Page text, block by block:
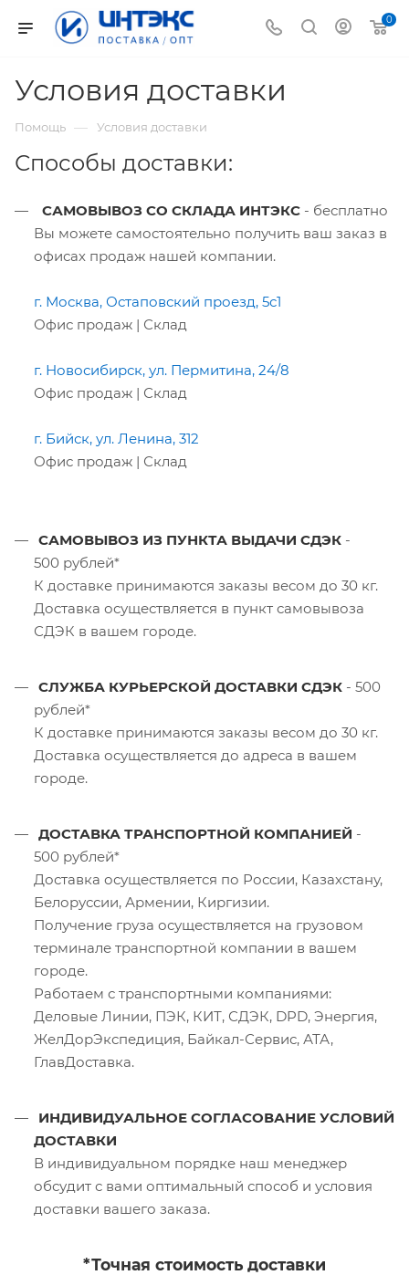
0
Условия доставки
Помощь — Условия доставки
Способы доставки:
САМОВЫВОЗ СО СКЛАДА ИНТЭКС - бесплатно
Вы можете самостоятельно получить ваш заказ в
офисах продаж нашей компании.
г. Москва, Остаповский проезд, 5с1
Офис продаж | Склад
г. Новосибирск, ул. Пермитина, 24/8
Офис продаж | Склад
г. Бийск, ул. Ленина, 312
Офис продаж | Склад
САМОВЫВОЗ ИЗ ПУНКТА ВЫДАЧИ СДЭК -
500 рублей*
К доставке принимаются заказы весом до 30 кг.
Доставка осуществляется в пункт самовывоза
СДЭК в вашем городе.
СЛУЖБА КУРЬЕРСКОЙ ДОСТАВКИ СДЭК - 500
рублей*
К доставке принимаются заказы весом до 30 кг.
Доставка осуществляется до адреса в вашем
городе.
ДОСТАВКА ТРАНСПОРТНОЙ КОМПАНИЕЙ -
500 рублей*
Доставка осуществляется по России, Казахстану,
Белоруссии, Армении, Киргизии.
Получение груза осуществляется на грузовом
терминале транспортной компании в вашем
городе.
Работаем с транспортными компаниями:
Деловые Линии, ПЭК, КИТ, СДЭК, DPD, Энергия,
ЖелДорЭкспедиция, Байкал-Сервис, АТА,
ГлавДоставка.
ИНДИВИДУАЛЬНОЕ СОГЛАСОВАНИЕ УСЛОВИЙ
ДОСТАВКИ
В индивидуальном порядке наш менеджер
обсудит с вами оптимальный способ и условия
доставки вашего заказа.
*Точная стоимость доставки